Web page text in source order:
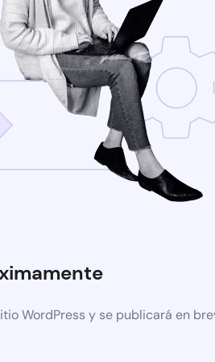
WordPress y se publicará en